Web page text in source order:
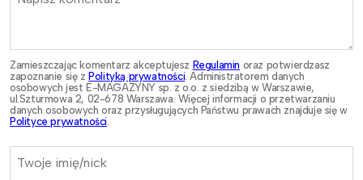
Zamieszczając komentarz akceptujesz Regulamin oraz potwierdzasz
zapoznanie się zPolityką prywatności . Administratorem danych
osobowych jest E-MAGAZYNY sp. z o.o. z siedzibą w Warszawie,
ul.Szturmowa 2, 02-678 Warszawa. Więcej informacji o przetwarzaniu
danych osobowych oraz przysługujących Państwu prawach znajduje się w
Polityce prywatności